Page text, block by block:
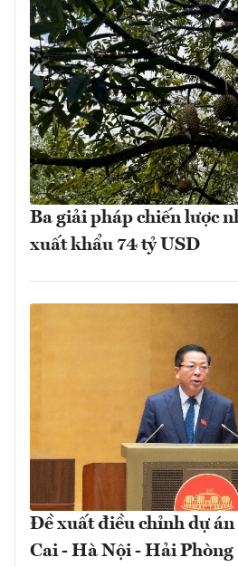
Ba giải pháp chiến lược
xuất khẩu 74 tỷ USD
Đề xuất điều chỉnh dự án
Cai - Hà Nội - Hải Phòng